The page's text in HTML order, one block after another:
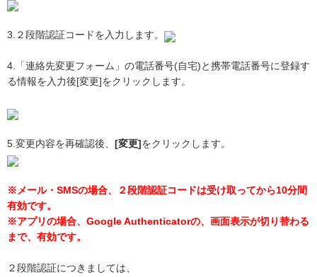
3.２段階認証コードを入力します。
4.「連絡先変更フォーム」の電話番号(自宅)と携帯電話番号に登録す
る情報を入力後[変更]をクリックします。
5.変更内容を再確認後、 [変更]をクリックします。
※メール・SMSの場合、２段階認証コードは受け取ってから10分間
有効です。
※アプリの場合、Google Authenticatorの、画面表示が切り替わる
まで、有効です。
２段階認証につきましては、